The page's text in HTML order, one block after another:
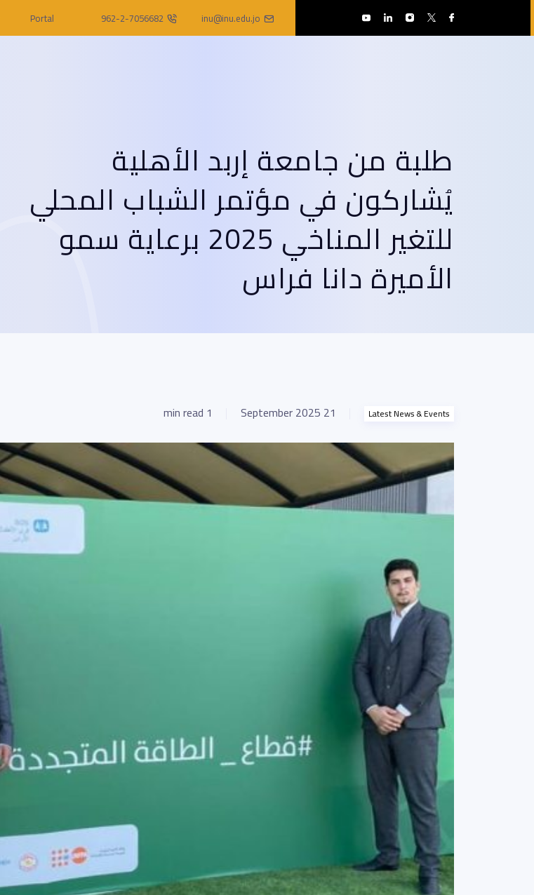
inu@inu.edu.jo
962-2-7056682
Portal
طلبة من جامعة إربد الأهلية
يُشاركون في مؤتمر الشباب المحلي
للتغير المناخي 2025 برعاية سمو
الأميرة دانا فراس
Latest News & Events
21 September 2025
1 min read